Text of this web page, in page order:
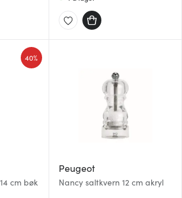
cm bøk
40%
Peugeot
Nancy saltkvern 12 cm akryl